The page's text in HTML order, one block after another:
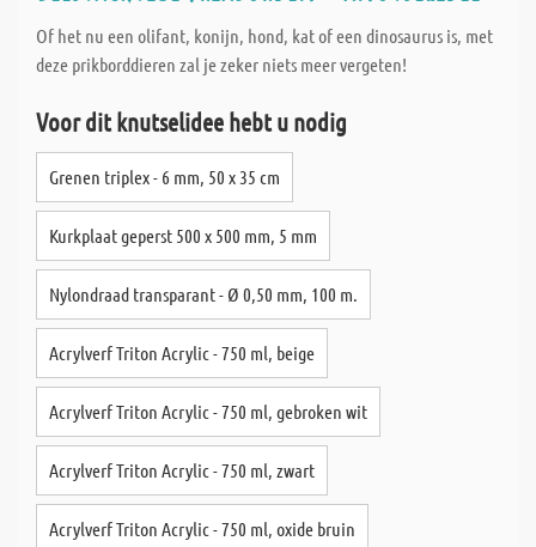
Of het nu een olifant, konijn, hond, kat of een dinosaurus is, met
deze prikborddieren zal je zeker niets meer vergeten!
Voor dit knutselidee hebt u nodig
Grenen triplex - 6 mm, 50 x 35 cm
Kurkplaat geperst 500 x 500 mm, 5 mm
Nylondraad transparant - Ø 0,50 mm, 100 m.
Acrylverf Triton Acrylic - 750 ml, beige
Acrylverf Triton Acrylic - 750 ml, gebroken wit
Acrylverf Triton Acrylic - 750 ml, zwart
Acrylverf Triton Acrylic - 750 ml, oxide bruin